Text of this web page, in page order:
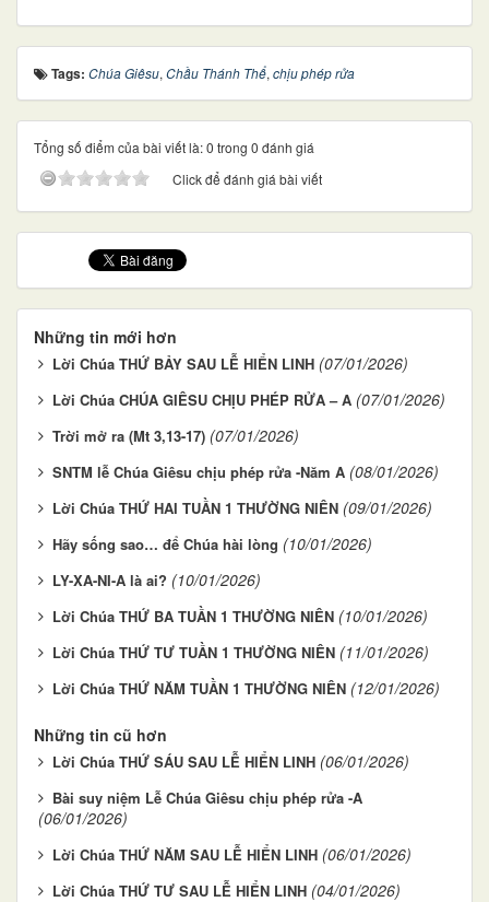
Tags: Chúa Giêsu, Chầu Thánh Thể, chịu phép rửa
Tổng số điểm của bài viết là: 0 trong 0 đánh giá
Click để đánh giá bài viết
Những tin mới hơn
Lời Chúa THỨ BẢY SAU LỄ HIỂN LINH (07/01/2026)
Lời Chúa CHÚA GIÊSU CHỊU PHÉP RỬA – A (07/01/2026)
Trời mở ra (Mt 3,13-17) (07/01/2026)
SNTM lễ Chúa Giêsu chịu phép rửa -Năm A (08/01/2026)
Lời Chúa THỨ HAI TUẦN 1 THƯỜNG NIÊN (09/01/2026)
Hãy sống sao… để Chúa hài lòng (10/01/2026)
LY-XA-NI-A là ai? (10/01/2026)
Lời Chúa THỨ BA TUẦN 1 THƯỜNG NIÊN (10/01/2026)
Lời Chúa THỨ TƯ TUẦN 1 THƯỜNG NIÊN (11/01/2026)
Lời Chúa THỨ NĂM TUẦN 1 THƯỜNG NIÊN (12/01/2026)
Những tin cũ hơn
Lời Chúa THỨ SÁU SAU LỄ HIỂN LINH (06/01/2026)
Bài suy niệm Lễ Chúa Giêsu chịu phép rửa -A
(06/01/2026)
Lời Chúa THỨ NĂM SAU LỄ HIỂN LINH (06/01/2026)
Lời Chúa THỨ TƯ SAU LỄ HIỂN LINH (04/01/2026)